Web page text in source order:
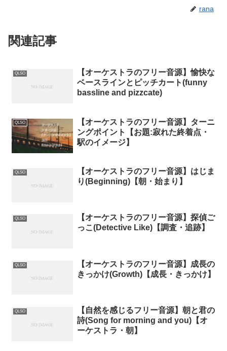
rana
関連記事
QLSO
【オーケストラのフリー音源】愉快な
ベースラインとピッチカート(funny
bassline and pizzcate)
QLSO
【オーケストラのフリー音源】ターニ
ングポイント【お題:寂れた終着点・
駅のイメージ】
QLSO
【オーケストラのフリー音源】はじま
り(Beginning)【朝・始まり】
QLSO
【オーケストラのフリー音源】探偵ご
っこ(Detective Like)【調査・追跡】
QLSO
【オーケストラのフリー音源】成長の
きっかけ(Growth)【成長・きっかけ】
QLSO
【自然を感じるフリー音源】朝と君の
詩(Song for morning and you)【オ
ーケストラ・朝】